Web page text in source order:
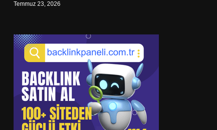
Temmuz 23, 2026